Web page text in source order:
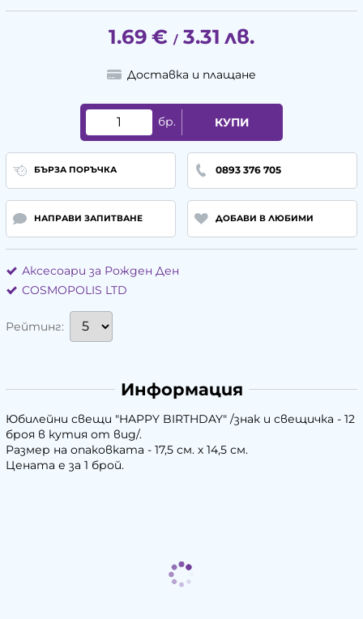
1.69 € / 3.31 лв.
Доставка и плащане
бр. КУПИ
БЪРЗА ПОРЪЧКА 0893 376 705
НАПРАВИ ЗАПИТВАНЕ ДОБАВИ В ЛЮБИМИ
Аксесоари за Рожден Ден
COSMOPOLIS LTD
Рейтинг:
Информация
Юбилейни свещи "HAPPY BIRTHDAY" /знак и свещичка - 12
броя в кутия от вид/.
Размер на опаковката - 17,5 см. х 14,5 см.
Цената е за 1 брой.